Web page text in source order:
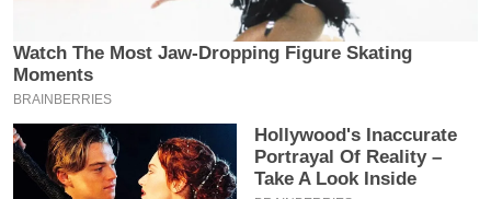
2
0
2
6
क्रा